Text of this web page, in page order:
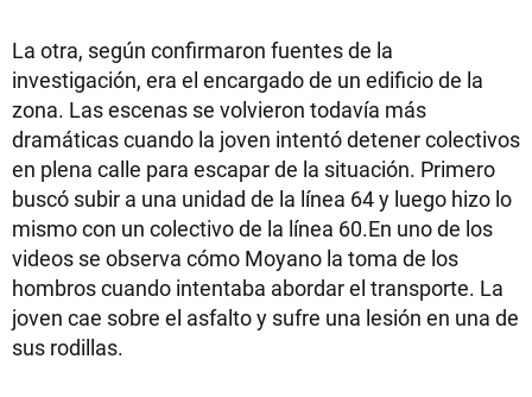
La otra, según confirmaron fuentes de la
investigación, era el encargado de un edificio de la
zona. Las escenas se volvieron todavía más
dramáticas cuando la joven intentó detener colectivos
en plena calle para escapar de la situación. Primero
buscó subir a una unidad de la línea 64 y luego hizo lo
mismo con un colectivo de la línea 60.En uno de los
videos se observa cómo Moyano la toma de los
hombros cuando intentaba abordar el transporte. La
joven cae sobre el asfalto y sufre una lesión en una de
sus rodillas.